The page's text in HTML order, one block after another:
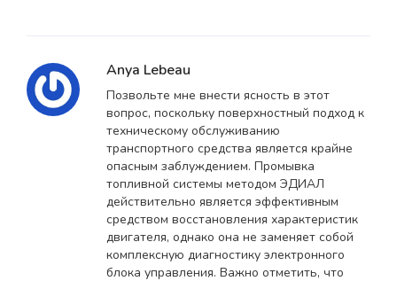
Anya Lebeau
Позвольте мне внести ясность в этот
вопрос, поскольку поверхностный подход к
техническому обслуживанию
транспортного средства является крайне
опасным заблуждением. Промывка
топливной системы методом ЭДИАЛ
действительно является эффективным
средством восстановления характеристик
двигателя, однако она не заменяет собой
комплексную диагностику электронного
блока управления. Важно отметить, что